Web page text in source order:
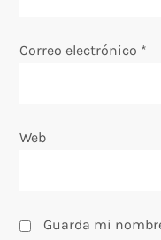
Correo electrónico *
Web
Guarda mi